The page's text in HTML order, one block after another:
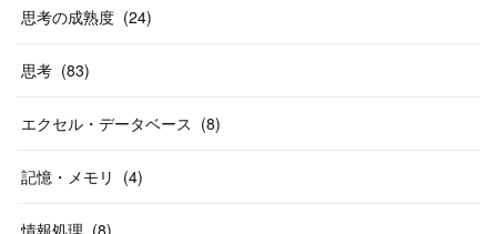
思考の成熟度 (24)
思考 (83)
エクセル・データベース (8)
記憶・メモリ (4)
情報処理 (8)